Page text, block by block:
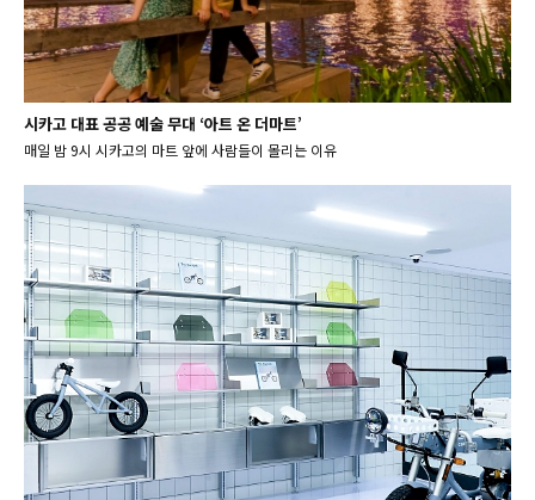
시카고 대표 공공 예술 무대 ‘아트 온 더마트’
매일 밤 9시 시카고의 마트 앞에 사람들이 몰리는 이유